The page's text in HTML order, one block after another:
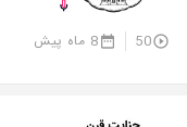
50 8 ماه پیش